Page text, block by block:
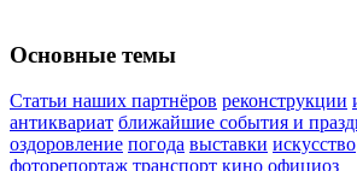
Основные темы
Статьи наших партнёров реконструкции
антиквариат ближайшие события и
оздоровление погода выставки искусство
фоторепортаж транспорт кино официоз